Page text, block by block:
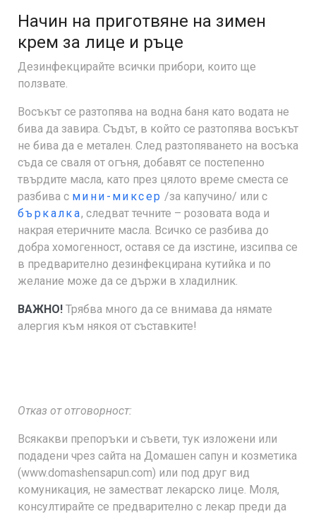
Начин на приготвяне на зимен
крем за лице и ръце
Дезинфекцирайте всички прибори, които ще
ползвате.
Восъкът се разтопява на водна баня като водата не
бива да завира. Съдът, в който се разтопява восъкът
не бива да е метален. След разтопяването на восъка
съда се сваля от огъня, добавят се постепенно
твърдите масла, като през цялото време сместа се
разбива с мини-миксер /за капучино/ или с
бъркалка, следват течните – розовата вода и
накрая етеричните масла. Всичко се разбива до
добра хомогенност, оставя се да изстине, изсипва се
в предварително дезинфекцирана кутийка и по
желание може да се държи в хладилник.
ВАЖНО! Трябва много да се внимава да нямате
алергия към някоя от съставките!
Отказ от отговорност:
Всякакви препоръки и съвети, тук изложени или
подадени чрез сайта на Домашен сапун и козметика
(www.domashensapun.com) или под друг вид
комуникация, не заместват лекарско лице. Моля,
консултирайте се предварително с лекар преди да